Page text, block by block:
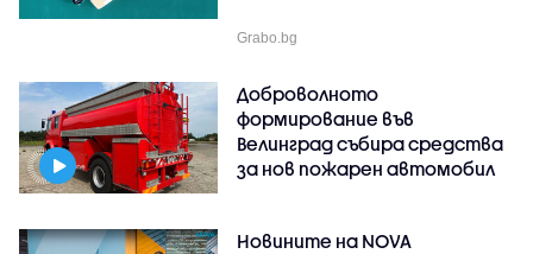
Grabo.bg
Доброволното
формирование във
Велинград събира средства
за нов пожарен автомобил
Новините на NOVA